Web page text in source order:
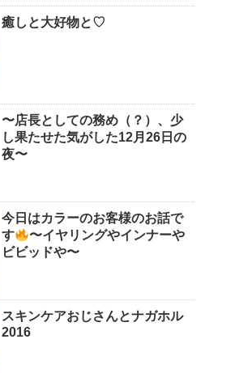
癒しと大好物と♡
〜店長としての務め（？）、少
し果たせた気がした12月26日の
夜〜
今日はカラーのお客様のお話で
す
〜イヤリングやインナーや
ビビッドや〜
スキンケアおじさんとナガホル
2016